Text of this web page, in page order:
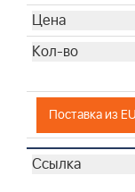
Поставка из